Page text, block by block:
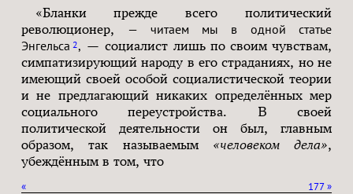
«Бланки прежде всего политический
революционер, — читаем мы в одной статье
Энгельса 2, — социалист лишь по своим чувствам,
симпатизирующий народу в его страданиях, но не
имеющий своей особой социалистической теории
и не предлагающий никаких определённых мер
социального переустройства. В своей
политической деятельности он был, главным
образом, так называемым «человеком дела»,
убеждённым в том, что
« »
177